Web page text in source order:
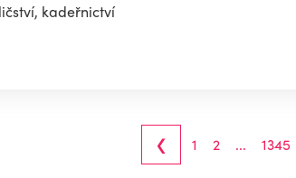
kadeřnictví
‹ 1 2 ... 1345